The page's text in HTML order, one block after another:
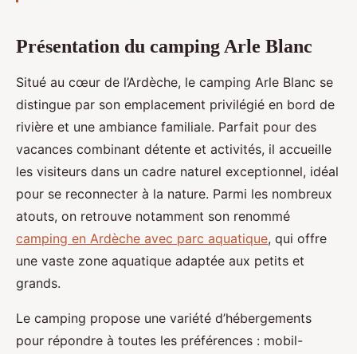
Présentation du camping Arle Blanc
Situé au cœur de l’Ardèche, le camping Arle Blanc se
distingue par son emplacement privilégié en bord de
rivière et une ambiance familiale. Parfait pour des
vacances combinant détente et activités, il accueille
les visiteurs dans un cadre naturel exceptionnel, idéal
pour se reconnecter à la nature. Parmi les nombreux
atouts, on retrouve notamment son renommé
camping en Ardèche avec parc aquatique, qui offre
une vaste zone aquatique adaptée aux petits et
grands.
Le camping propose une variété d’hébergements
pour répondre à toutes les préférences : mobil-